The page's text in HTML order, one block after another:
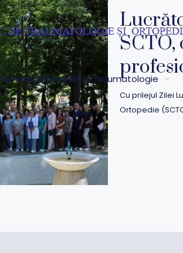
Serviciul Ortopedie și Traumatologie
Cu prilejul Zilei
Ortopedie